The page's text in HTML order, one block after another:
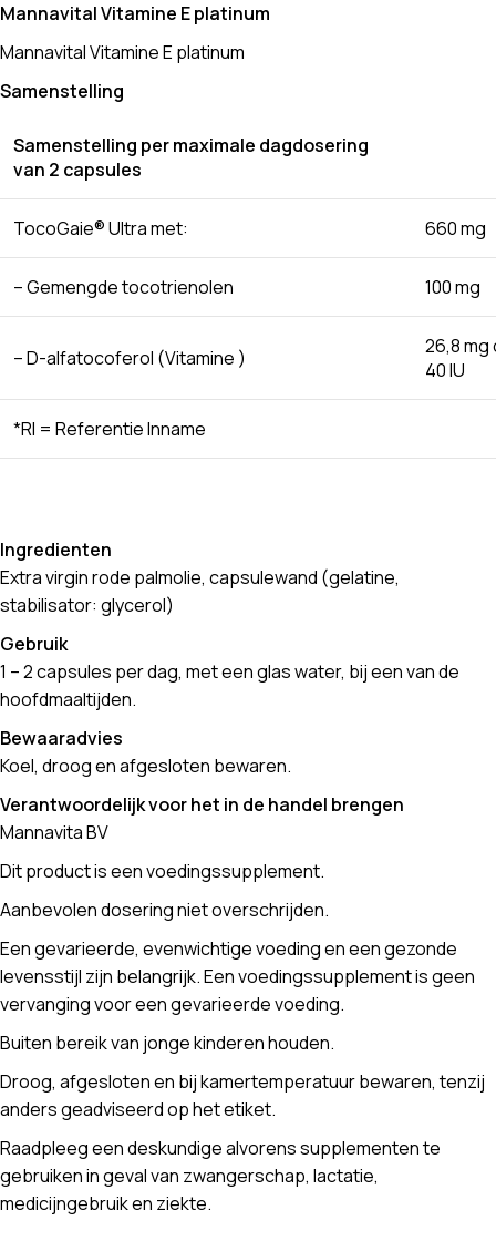
Mannavital Vitamine E platinum
Mannavital Vitamine E platinum
Samenstelling
Samenstelling per maximale dagdosering
van 2 capsules
TocoGaie® Ultra met: 660 mg
– Gemengde tocotrienolen 100 mg
– D-alfatocoferol (Vitamine )
26,8 mg
40 IU
*RI = Referentie Inname
Ingredienten
Extra virgin rode palmolie, capsulewand (gelatine,
stabilisator: glycerol)
Gebruik
1 – 2 capsules per dag, met een glas water, bij een van de
hoofdmaaltijden.
Bewaaradvies
Koel, droog en afgesloten bewaren.
Verantwoordelijk voor het in de handel brengen
Mannavita BV
Dit product is een voedingssupplement.
Aanbevolen dosering niet overschrijden.
Een gevarieerde, evenwichtige voeding en een gezonde
levensstijl zijn belangrijk. Een voedingssupplement is geen
vervanging voor een gevarieerde voeding.
Buiten bereik van jonge kinderen houden.
Droog, afgesloten en bij kamertemperatuur bewaren, tenzij
anders geadviseerd op het etiket.
Raadpleeg een deskundige alvorens supplementen te
gebruiken in geval van zwangerschap, lactatie,
medicijngebruik en ziekte.